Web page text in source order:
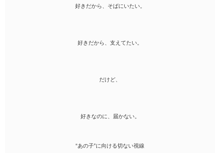
好きだから、そばにいたい。
好きだから、支えてたい。
だけど、
好きなのに、届かない。
“あの子”に向ける切ない視線